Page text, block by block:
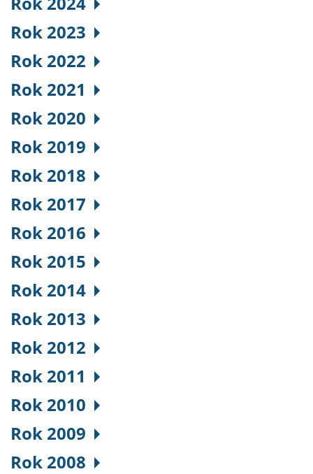
Rok 2023
Rok 2022
Rok 2021
Rok 2020
Rok 2019
Rok 2018
Rok 2017
Rok 2016
Rok 2015
Rok 2014
Rok 2013
Rok 2012
Rok 2011
Rok 2010
Rok 2009
Rok 2008